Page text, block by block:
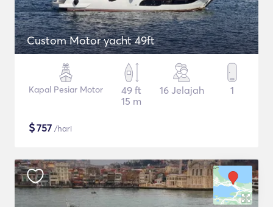
Custom Motor yacht 49ft
Kapal Pesiar Motor
49 ft
15 m
16 Jelajah 1
$757 /hari